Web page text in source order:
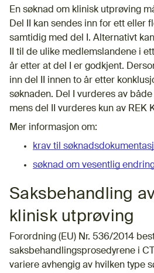
En søknad om klinisk utprøving
Del II kan sendes inn for ett eller
samtidig med del I. Alternativt
II til de ulike medlemslandene i
år etter at del I er godkjent.
inn del II innen to år etter
søknaden. Del I vurderes av både
mens del II vurderes kun av REK
Mer informasjon om:
krav til
søknad om vesentlig
Saksbehandling
klinisk utprøving
Forordning (EU) Nr. 536/2014
saksbehandlingsprosedyrene i
variere avhengig av hvilken type